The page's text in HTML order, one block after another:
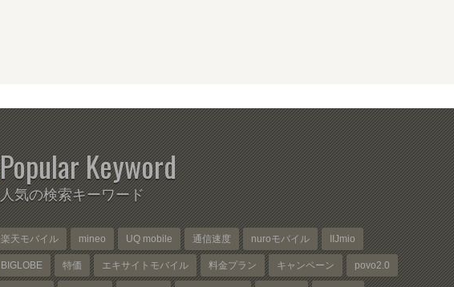
Popular Keyword
人気の検索キーワード
楽天モバイル mineo UQ mobile 通信速度 nuroモバイル IIJmio
BIGLOBE 特価 エキサイトモバイル 料金プラン キャンペーン povo2.0